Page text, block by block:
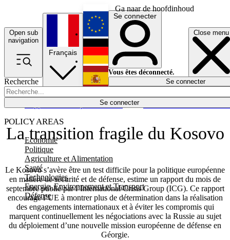
Ga naar de hoofdinhoud
Open sub
navigation
Close menu
Recherche
Se connecter
POLICY AREAS
Economie
Politique
Agriculture et Alimentation
Santé
Technologies
Energie, Environnement et Transport
Défense
Économie
Français
English
Deutsch
Español
Se connecter
Vous êtes déconnecté.
Se connecter
La transition fragile du Kosovo
Le Kosovo s’avère être un test difficile pour la politique européenne
en matière de sécurité et de défense, estime un rapport du mois de
septembre publié par l’International Crisis Group (ICG). Ce rapport
encourage l’UE à montrer plus de détermination dans la réalisation
des engagements internationaux et à éviter les compromis qui
marquent continuellement les négociations avec la Russie au sujet
du déploiement d’une nouvelle mission européenne de défense en
Géorgie.